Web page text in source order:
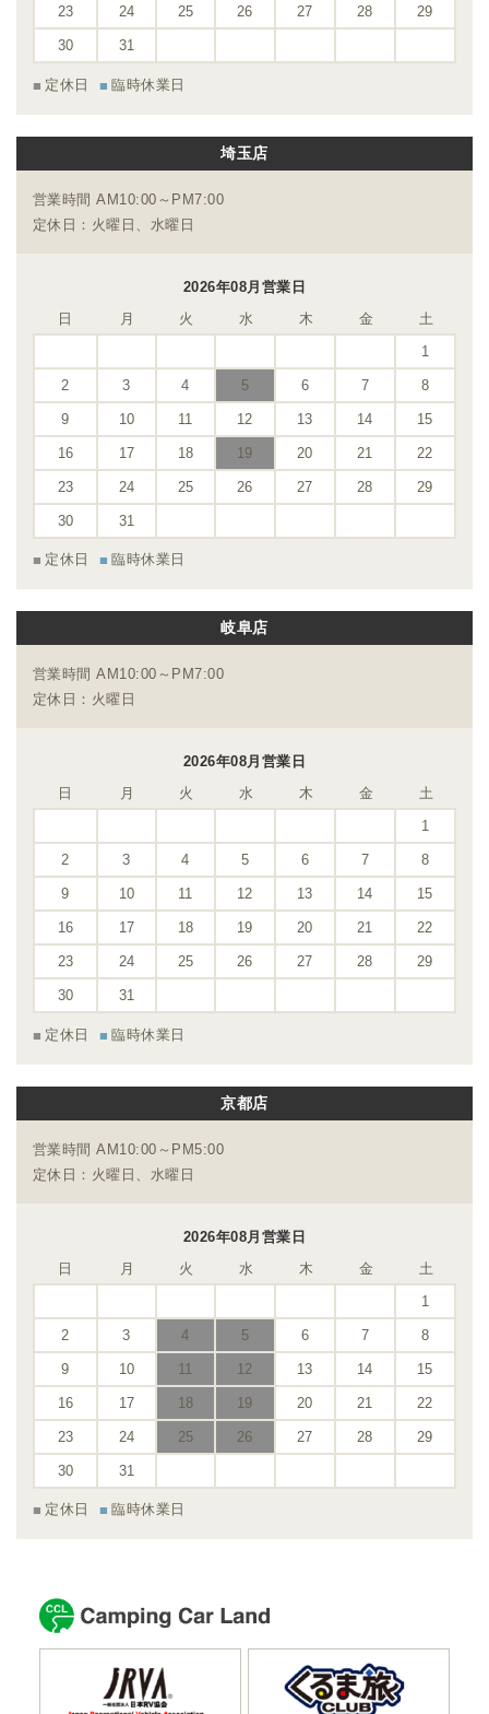
23 24 25 26 27 28 29
30 31
定休日 臨時休業日
埼玉店
営業時間 AM10:00～PM7:00
定休日：火曜日、水曜日
2026年08月営業日
日
月 火 水 木 金
土
1
2 3 4 5 6 7 8
9 10 11 12 13 14 15
16 17 18 19 20 21 22
23 24 25 26 27 28 29
30 31
定休日 臨時休業日
岐阜店
営業時間 AM10:00～PM7:00
定休日：火曜日
2026年08月営業日
日
月 火 水 木 金
土
1
2 3 4 5 6 7 8
9 10 11 12 13 14 15
16 17 18 19 20 21 22
23 24 25 26 27 28 29
30 31
定休日 臨時休業日
京都店
営業時間 AM10:00～PM5:00
定休日：火曜日、水曜日
2026年08月営業日
日
月 火 水 木 金
土
1
2 3 4 5 6 7 8
9 10 11 12 13 14 15
16 17 18 19 20 21 22
23 24 25 26 27 28 29
30 31
定休日 臨時休業日